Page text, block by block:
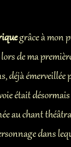
grâce à mon
de ma
déjà émerveillée
était désormais
au chant
dans